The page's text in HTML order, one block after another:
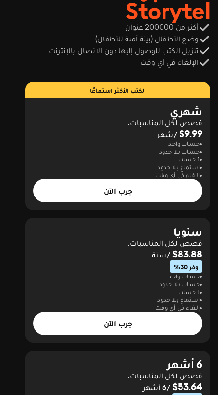
Storytel
أكثر من 200000 عنوان
وضع الأطفال (بيئة آمنة للأطفال)
تنزيل الكتب للوصول إليها دون الاتصال بالإنترنت
الإلغاء في أي وقت
الكتب الأكثر استماعًا
شهري
قصص لكل المناسبات.
$9.99 /شهر
حساب واحد
حساب بلا حدود
1 حساب
استماع بلا حدود
إلغاء في أي وقت
جرب الآن
سنويا
قصص لكل المناسبات.
$83.88 /سنة
وفر 30%
حساب واحد
حساب بلا حدود
1 حساب
استماع بلا حدود
إلغاء في أي وقت
جرب الآن
6 أشهر
قصص لكل المناسبات.
$53.64 /6 أشهر